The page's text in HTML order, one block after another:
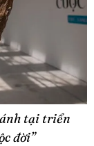
tại triển
đời”